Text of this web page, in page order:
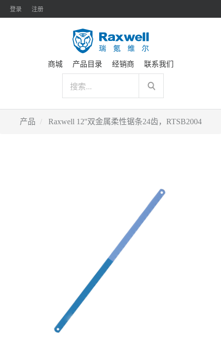
登录 注册
商城 产品目录 经销商 联系我们
产品 Raxwell 12''双金属柔性锯条24齿，RTSB2004